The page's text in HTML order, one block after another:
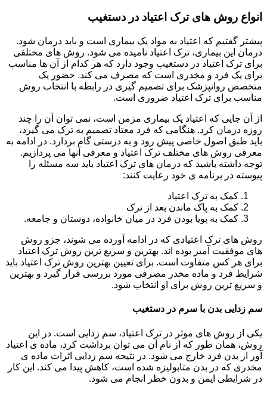
انواع روش های ترک اعتیاد در دستغیب
پیشتر گفتیم که اعتیاد به مواد یک بیماری است و باید درمان شود.
درمان این بیماری، ترک اعتیاد نامیده می شود. روش های مختلفی
برای ترک اعتیاد در دستغیب وجود دارد که هر کدام از آن ها مناسب
برای یک فرد و مخدری است که مصرف می کند. حضور یک
متخصص روانپزشک برای تصمیم گیری در رابطه با انتخاب روش
مناسب برای ترک اعتیاد ضروری است.
از آن جایی که اعتیاد یک بیماری مزمن است، نمی توان آن را چند
روزه درمان کرد. هنگامی که فرد معتاد تصمیم به ترک می گیرد،
باید طبق اصول خاصی پیش رود و به درستی گام بردارد. در ادامه به
معرفی روش های مختلف ترک اعتیاد و معرفی آنها می پردازیم.
توجه داشته باشید که درمان های ترک اعتیاد باید سه مسئله را
پیوسته در برنامه ی خود رعایت کنند:
کمک به ترک اعتیاد
کمک به پاک ماندن بعد از ترک
کمک به پویا بودن فرد در میان خانواده، دوستان و جامعه.
روش های ترک اعتیادی که در ادامه آورده می شوند، جزو روش
های موفقیت آمیز بوده اند. بهترین و سریع ترین روش ترک اعتیاد
برای هر کس متفاوت است. برای تعیین بهترین روش ترک اعتیاد باید
شرایط فرد و ماده مخدر مصرفی مورد بررسی قرار گیرد و بهترین
و سریع ترین روش برای او انتخاب شود.
سم زدایی بدن با سرم در دستغیب
یکی از روش های موثر در ترک اعتیاد، سم زدایی است. در این
روش، همان طور که از نام آن می توان برداشت کرد، ماده ی اعتیاد
آور از بدن فرد خارج می شود. در نتیجه سم زدایی اثرات ماده ی
مخدری که در بدن متابولیزه شده است، کاهش پیدا می کند. این کار
در شرایطی ایمن و بدون خطر انجام می شود.